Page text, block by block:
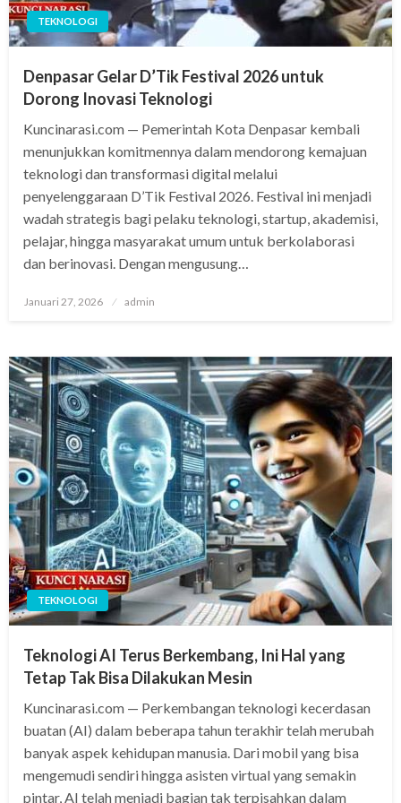
TEKNOLOGI
Denpasar Gelar D’Tik Festival 2026 untuk
Dorong Inovasi Teknologi
Kuncinarasi.com — Pemerintah Kota Denpasar kembali
menunjukkan komitmennya dalam mendorong kemajuan
teknologi dan transformasi digital melalui
penyelenggaraan D’Tik Festival 2026. Festival ini menjadi
wadah strategis bagi pelaku teknologi, startup, akademisi,
pelajar, hingga masyarakat umum untuk berkolaborasi
dan berinovasi. Dengan mengusung…
Posted
Januari 27, 2026 admin
TEKNOLOGI
Teknologi AI Terus Berkembang, Ini Hal yang
Tetap Tak Bisa Dilakukan Mesin
Kuncinarasi.com — Perkembangan teknologi kecerdasan
buatan (AI) dalam beberapa tahun terakhir telah merubah
banyak aspek kehidupan manusia. Dari mobil yang bisa
mengemudi sendiri hingga asisten virtual yang semakin
pintar, AI telah menjadi bagian tak terpisahkan dalam